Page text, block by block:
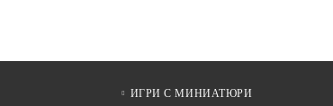
ИГРИ С МИНИАТЮРИ